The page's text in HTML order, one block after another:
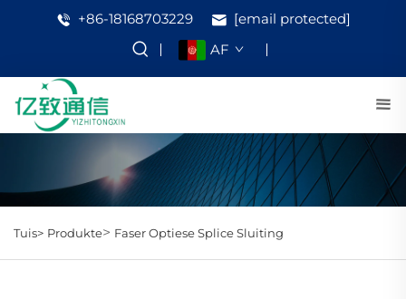
+86-18168703229
[email protected]
AF
Tuis> Produkte> Faser Optiese Splice Sluiting